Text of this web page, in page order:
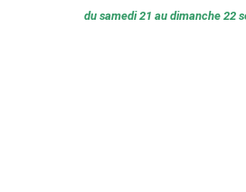
du samedi 21 au dimanche 22